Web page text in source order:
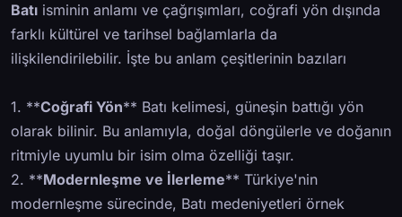
Batı isminin anlamı ve çağrışımları, coğrafi yön dışında
farklı kültürel ve tarihsel bağlamlarla da
ilişkilendirilebilir. İşte bu anlam çeşitlerinin bazıları
1. **Coğrafi Yön** Batı kelimesi, güneşin battığı yön
olarak bilinir. Bu anlamıyla, doğal döngülerle ve doğanın
ritmiyle uyumlu bir isim olma özelliği taşır.
2. **Modernleşme ve İlerleme** Türkiye'nin
modernleşme sürecinde, Batı medeniyetleri örnek